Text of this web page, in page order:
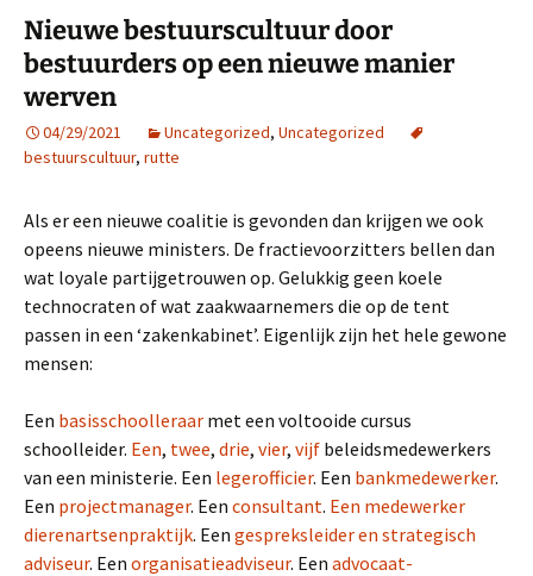
Nieuwe bestuurscultuur door
bestuurders op een nieuwe manier
werven
04/29/2021 Uncategorized, Uncategorized
bestuurscultuur, rutte
Als er een nieuwe coalitie is gevonden dan krijgen we ook
opeens nieuwe ministers. De fractievoorzitters bellen dan
wat loyale partijgetrouwen op. Gelukkig geen koele
technocraten of wat zaakwaarnemers die op de tent
passen in een ‘zakenkabinet’. Eigenlijk zijn het hele gewone
mensen:
Een basisschoolleraar met een voltooide cursus
schoolleider. Een, twee, drie, vier, vijf beleidsmedewerkers
van een ministerie. Een legerofficier. Een bankmedewerker.
Een projectmanager. Een consultant. Een medewerker
dierenartsenpraktijk. Een gespreksleider en strategisch
adviseur. Een organisatieadviseur. Een advocaat-